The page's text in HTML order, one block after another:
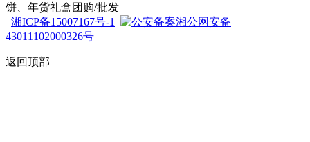
饼、年货礼盒团购/批发
湘ICP备15007167号-1
湘公网安备
43011102000326号
返回顶部